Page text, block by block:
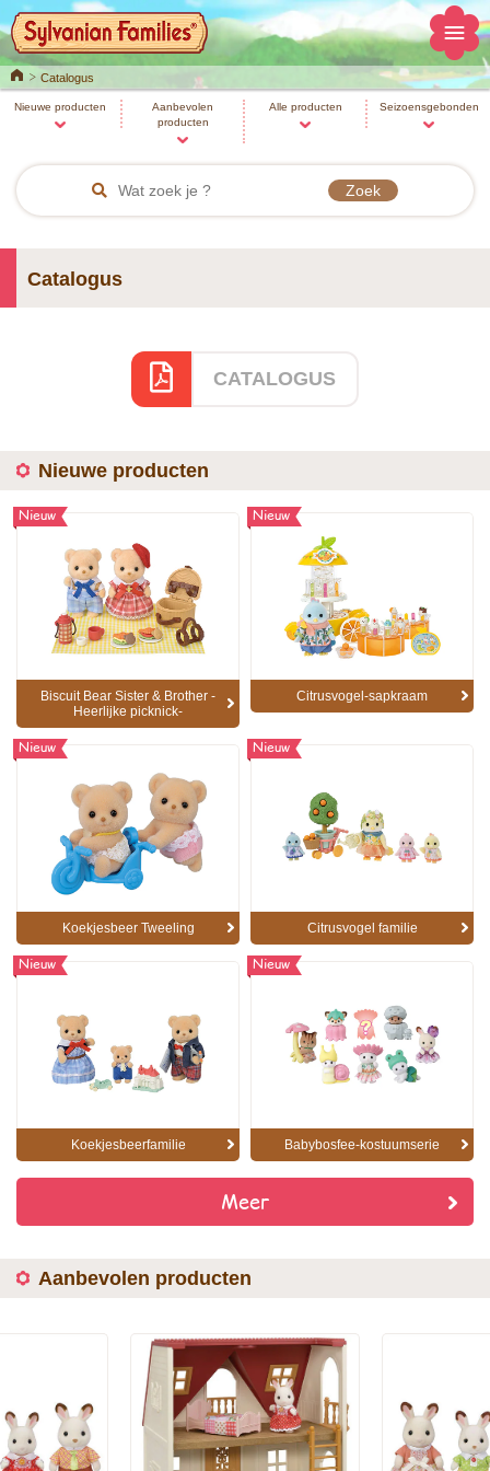
HomeCatalogus
Nieuwe producten
Aanbevolen
producten
Alle producten Seizoensgebonden
Catalogus
CATALOGUS
Nieuwe producten
Nieuw
Biscuit Bear Sister & Brother -
Heerlijke picknick-
Nieuw
Citrusvogel-sapkraam
Nieuw
Koekjesbeer Tweeling
Nieuw
Citrusvogel familie
Nieuw
Koekjesbeerfamilie
Nieuw
Babybosfee-kostuumserie
Meer
Aanbevolen producten